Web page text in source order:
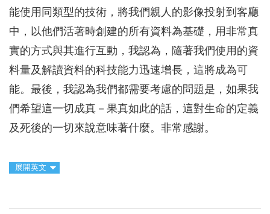
能使用同類型的技術，將我們親人的影像投射到客廳
中，以他們活著時創建的所有資料為基礎，用非常真
實的方式與其進行互動，我認為，隨著我們使用的資
料量及解讀資料的科技能力迅速增長，這將成為可
能。最後，我認為我們都需要考慮的問題是，如果我
們希望這一切成真－果真如此的話，這對生命的定義
及死後的一切來說意味著什麼。非常感謝。
展開英文